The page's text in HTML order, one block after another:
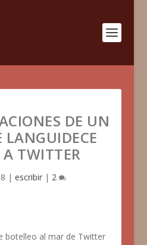
DE UN
LANGUIDECE
A TWITTER
| escribir| 2
botelleo al mar de Twitter